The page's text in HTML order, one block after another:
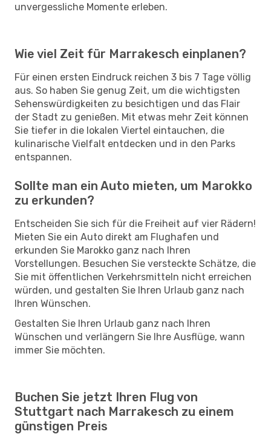
unvergessliche Momente erleben.
Wie viel Zeit für Marrakesch einplanen?
Für einen ersten Eindruck reichen 3 bis 7 Tage völlig
aus. So haben Sie genug Zeit, um die wichtigsten
Sehenswürdigkeiten zu besichtigen und das Flair
der Stadt zu genießen. Mit etwas mehr Zeit können
Sie tiefer in die lokalen Viertel eintauchen, die
kulinarische Vielfalt entdecken und in den Parks
entspannen.
Sollte man ein Auto mieten, um Marokko
zu erkunden?
Entscheiden Sie sich für die Freiheit auf vier Rädern!
Mieten Sie ein Auto direkt am Flughafen und
erkunden Sie Marokko ganz nach Ihren
Vorstellungen. Besuchen Sie versteckte Schätze, die
Sie mit öffentlichen Verkehrsmitteln nicht erreichen
würden, und gestalten Sie Ihren Urlaub ganz nach
Ihren Wünschen.
Gestalten Sie Ihren Urlaub ganz nach Ihren
Wünschen und verlängern Sie Ihre Ausflüge, wann
immer Sie möchten.
Buchen Sie jetzt Ihren Flug von
Stuttgart nach Marrakesch zu einem
günstigen Preis